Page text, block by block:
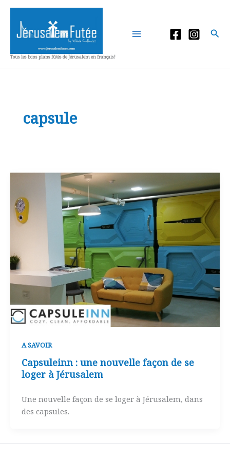
Aller
contenu
Tous les bons plans fûtés de Jérusalem en français!
capsule
A SAVOIR
Capsuleinn : une nouvelle façon de se
loger à Jérusalem
Une nouvelle façon de se loger à Jérusalem, dans
des capsules.